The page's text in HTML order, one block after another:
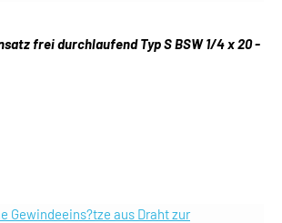
frei durchlaufend Typ S BSW 1/4 x 20 -